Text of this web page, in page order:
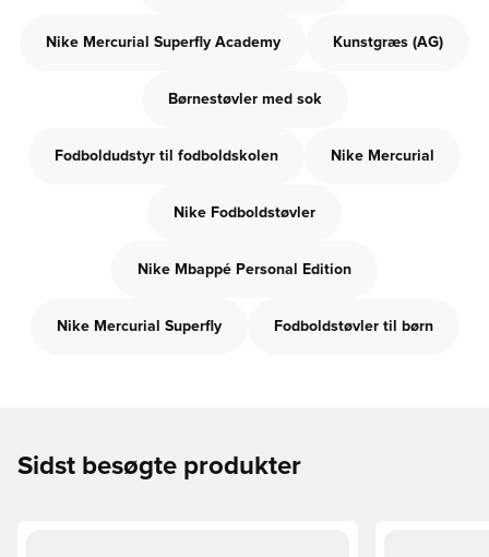
Nike Mercurial Superfly Academy Kunstgræs (AG)
Børnestøvler med sok
Fodboldudstyr til fodboldskolen Nike Mercurial
Nike Fodboldstøvler
Nike Mbappé Personal Edition
Nike Mercurial Superfly Fodboldstøvler til børn
Sidst besøgte produkter